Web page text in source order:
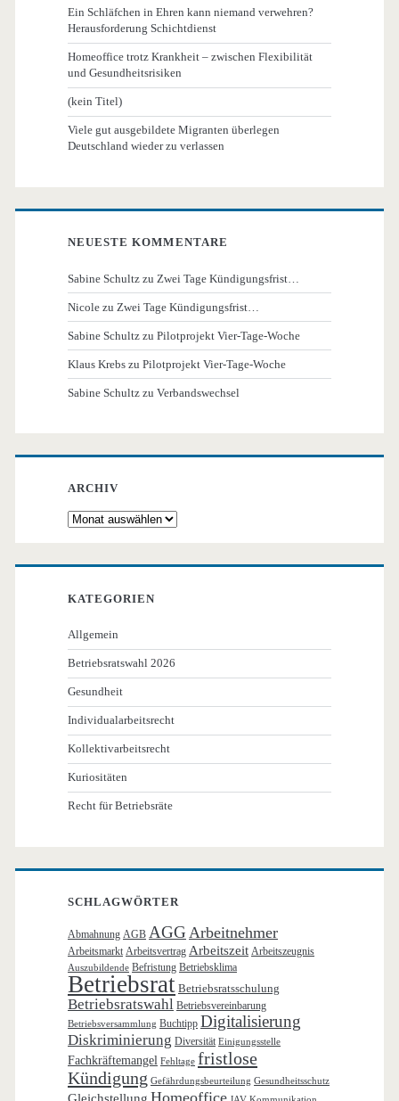
Ein Schläfchen in Ehren kann niemand verwehren?
Herausforderung Schichtdienst
Homeoffice trotz Krankheit – zwischen Flexibilität
und Gesundheitsrisiken
(kein Titel)
Viele gut ausgebildete Migranten überlegen
Deutschland wieder zu verlassen
NEUESTE KOMMENTARE
Sabine Schultz zu Zwei Tage Kündigungsfrist…
Nicole zu Zwei Tage Kündigungsfrist…
Sabine Schultz zuPilotprojekt Vier-Tage-Woche
Klaus Krebs zuPilotprojekt Vier-Tage-Woche
Sabine Schultz zuVerbandswechsel
ARCHIV
Archiv
KATEGORIEN
Allgemein
Betriebsratswahl 2026
Gesundheit
Individualarbeitsrecht
Kollektivarbeitsrecht
Kuriositäten
Recht für Betriebsräte
SCHLAGWÖRTER
Abmahnung AGB AGG Arbeitnehmer
Arbeitsmarkt Arbeitsvertrag Arbeitszeit Arbeitszeugnis
Auszubildende Befristung Betriebsklima
Betriebsrat Betriebsratsschulung
Betriebsratswahl Betriebsvereinbarung
Betriebsversammlung Buchtipp Digitalisierung
Diskriminierung Diversität Einigungsstelle
Fachkräftemangel Fehltage fristlose
Kündigung Gefährdungsbeurteilung Gesundheitsschutz
Homeoffice